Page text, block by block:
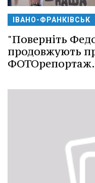
ІВАНО-ФРАНКІВСЬК
"Поверніть
продовжують
ФОТОрепортаж.